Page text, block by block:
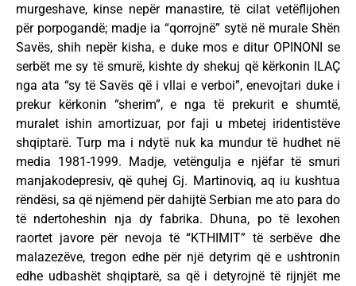
murgeshave, kinse nepër manastire, të cilat vetëflijohen
për porpogandë; madje ia “qorrojnë” sytë në murale Shën
Savës, shih nepër kisha, e duke mos e ditur OPINONI se
serbët me sy të smurë, kishte dy shekuj që kërkonin ILAÇ
nga ata “sy të Savës që i vllai e verboi”, enevojtari duke i
prekur kërkonin “sherim”, e nga të prekurit e shumtë,
muralet ishin amortizuar, por faji u mbetej iridentistëve
shqiptarë. Turp ma i ndytë nuk ka mundur të hudhet në
media 1981-1999. Madje, vetëngulja e njëfar të smuri
manjakodepresiv, që quhej Gj. Martinoviq, aq iu kushtua
rëndësi, sa që njëmend për dahijtë Serbian me ato para do
të ndertoheshin nja dy fabrika. Dhuna, po të lexohen
raortet javore për nevoja të “KTHIMIT” të serbëve dhe
malazezëve, tregon edhe për një detyrim që e ushtronin
edhe udbashët shqiptarë, sa që i detyrojnë të rijnjët me